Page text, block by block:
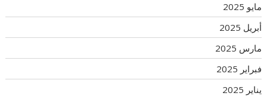
مايو 2025
أبريل 2025
مارس 2025
فبراير 2025
يناير 2025